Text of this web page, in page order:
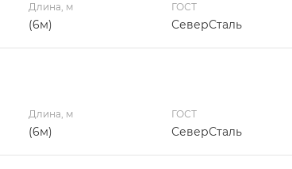
Длина, м
(6м)
ГОСТ
СеверСталь
Длина, м
(6м)
ГОСТ
СеверСталь